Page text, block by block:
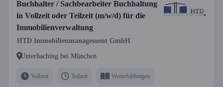
Buchhalter / Sachbearbeiter Buchhaltung
in Vollzeit oder Teilzeit (m/w/d) für die
Immobilienverwaltung
HTD Immobilienmanagement GmbH
Unterhaching bei München
Vollzeit Teilzeit Weiterbildungen